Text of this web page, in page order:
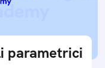
parametrici